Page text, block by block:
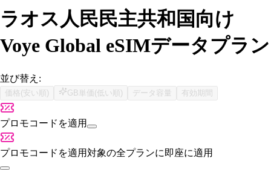
ラオス人民民主共和国向け
Voye Global eSIMデータプラン
並び替え:
価格(安い順) GB単価(低い順) データ容量 有効期間
プロモコードを適用
プロモコードを適用対象の全プランに即座に適用